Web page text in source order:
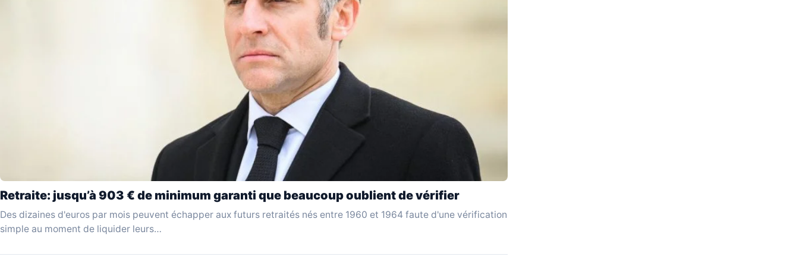
Retraite: jusqu’à 903 € de minimum garanti que beaucoup oublient de vérifier
Des dizaines d'euros par mois peuvent échapper aux futurs retraités nés entre 1960 et 1964 faute d'une vérification
simple au moment de liquider leurs…